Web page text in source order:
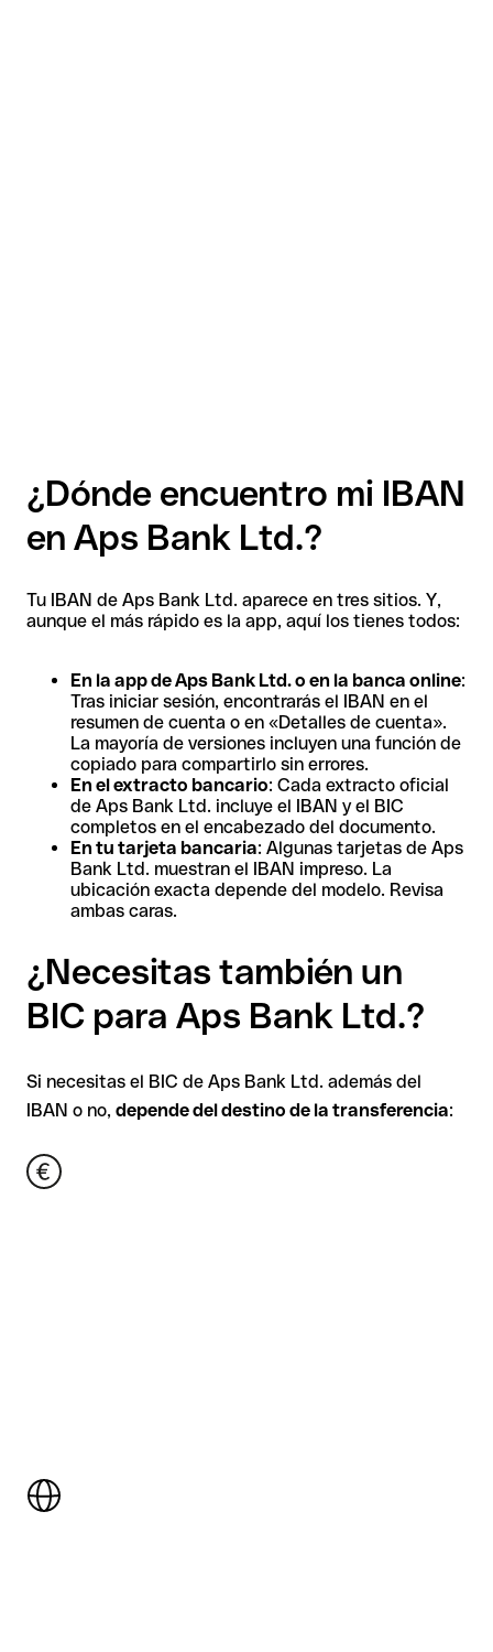
¿Dónde encuentro mi IBAN
en Aps Bank Ltd.?
Tu IBAN de Aps Bank Ltd. aparece en tres sitios. Y,
aunque el más rápido es la app, aquí los tienes todos:
En la app de Aps Bank Ltd. o en la banca online:
Tras iniciar sesión, encontrarás el IBAN en el
resumen de cuenta o en «Detalles de cuenta».
La mayoría de versiones incluyen una función de
copiado para compartirlo sin errores.
En el extracto bancario: Cada extracto oficial
de Aps Bank Ltd. incluye el IBAN y el BIC
completos en el encabezado del documento.
En tu tarjeta bancaria: Algunas tarjetas de Aps
Bank Ltd. muestran el IBAN impreso. La
ubicación exacta depende del modelo. Revisa
ambas caras.
¿Necesitas también un
BIC para Aps Bank Ltd.?
Si necesitas el BIC de Aps Bank Ltd. además del
IBAN o no, depende del destino de la transferencia: